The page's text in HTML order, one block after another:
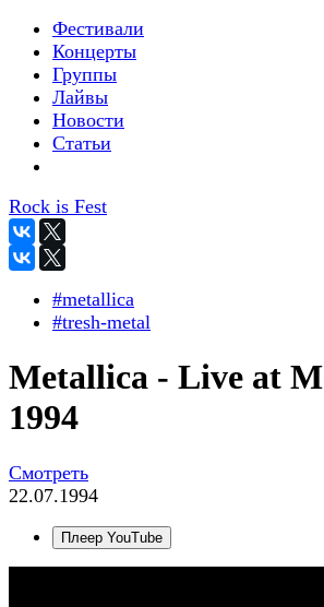
Фестивали
Концерты
Группы
Лайвы
Новости
Статьи
Rock is Fest
#metallica
#tresh-metal
Metallica - Live at
1994
Смотреть
22.07.1994
Плеер YouTube